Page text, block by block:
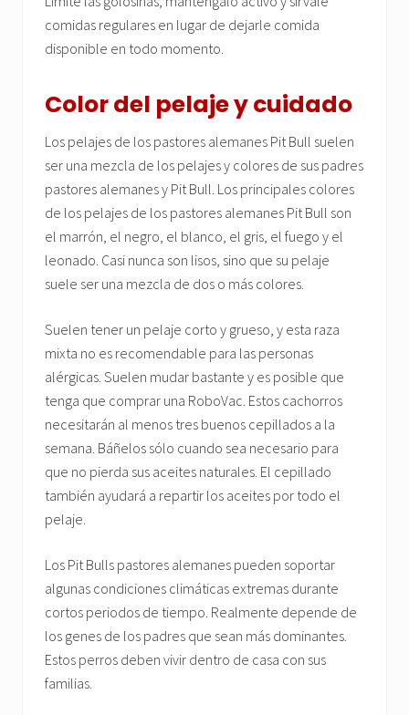
comidas regulares en lugar de dejarle comida
disponible en todo momento.
Color del pelaje y cuidado
Los pelajes de los pastores alemanes Pit Bull suelen
ser una mezcla de los pelajes y colores de sus padres
pastores alemanes y Pit Bull. Los principales colores
de los pelajes de los pastores alemanes Pit Bull son
el marrón, el negro, el blanco, el gris, el fuego y el
leonado. Casi nunca son lisos, sino que su pelaje
suele ser una mezcla de dos o más colores.
Suelen tener un pelaje corto y grueso, y esta raza
mixta no es recomendable para las personas
alérgicas. Suelen mudar bastante y es posible que
tenga que comprar una RoboVac. Estos cachorros
necesitarán al menos tres buenos cepillados a la
semana. Báñelos sólo cuando sea necesario para
que no pierda sus aceites naturales. El cepillado
también ayudará a repartir los aceites por todo el
pelaje.
Los Pit Bulls pastores alemanes pueden soportar
algunas condiciones climáticas extremas durante
cortos periodos de tiempo. Realmente depende de
los genes de los padres que sean más dominantes.
Estos perros deben vivir dentro de casa con sus
familias.